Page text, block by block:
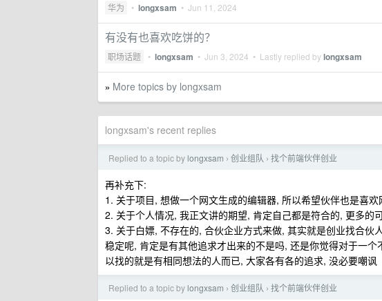
华为 • longxsam • Jun 11, 2024
有没有也喜欢吃饼的？
职场话题 • longxsam • Jun 3, 2024 • Lastly replied bylongxsam
» More topics by longxsam
longxsam's recent replies
Replied to a topic by longxsam › 创业组队 › 找个前端伙伴创业
再补充下:
1. 关于项目, 想做一个网文生成的编辑器, 所以希望伙伴也是喜
2. 关于个人情况, 我正文讲的期望, 肯定自己都是符合的, 更多的
3. 关于白嫖, 不存在的, 合伙企业方式来做, 其实就是创业找合
稳定呢, 肯定是有其他追求才出来的不是吗, 还是你觉得对于一
以找的就是有相同想法的人而已, 大家各有各的追求, 没必要嘲讽
Replied to a topic by longxsam › 创业组队 › 找个前端伙伴创业